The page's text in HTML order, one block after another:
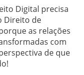
Digital precisa
Direito de
as relações
com
de que